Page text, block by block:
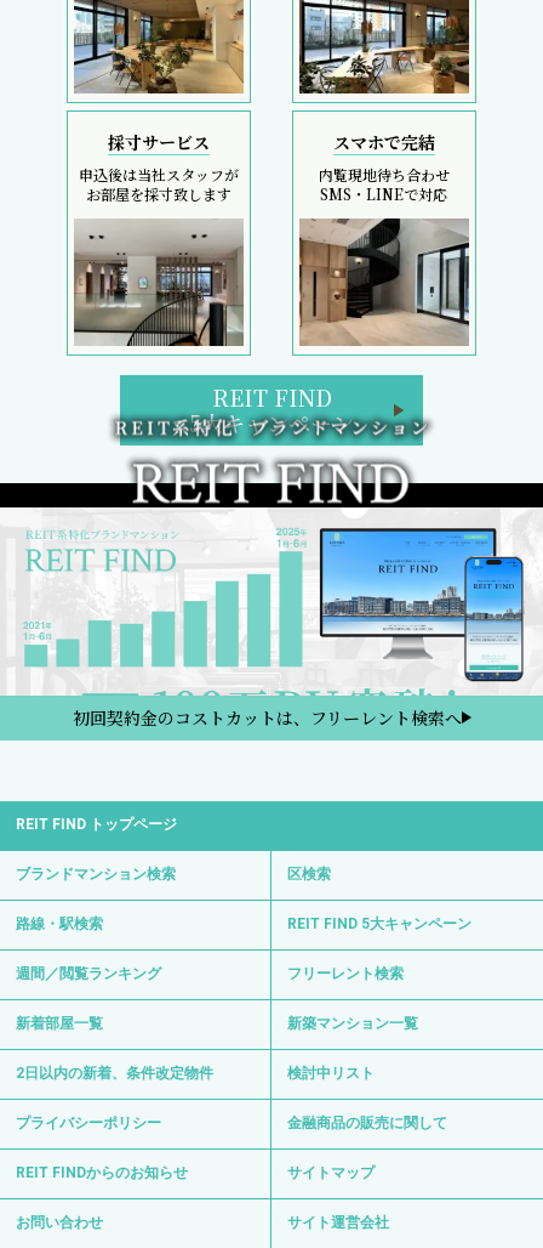
採寸サービス
申込後は当社スタッフが
お部屋を採寸致します
スマホで完結
内覧現地待ち合わせ
SMS・LINEで対応
REIT FIND
5大キャンペーン
初回契約金のコストカットは、フリーレント検索へ
REIT FIND トップページ
ブランドマンション検索 区検索
路線・駅検索 REIT FIND 5大キャンペーン
週間／閲覧ランキング フリーレント検索
新着部屋一覧 新築マンション一覧
2日以内の新着、条件改定物件 検討中リスト
プライバシーポリシー 金融商品の販売に関して
REIT FINDからのお知らせ サイトマップ
お問い合わせ サイト運営会社